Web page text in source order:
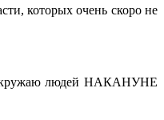
которых очень скоро не
окружаю людей НАКАНУНЕ